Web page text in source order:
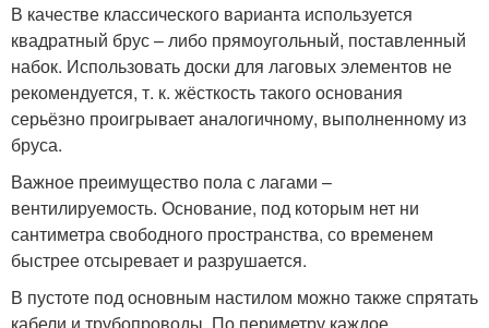
В качестве классического варианта используется
квадратный брус – либо прямоугольный, поставленный
набок. Использовать доски для лаговых элементов не
рекомендуется, т. к. жёсткость такого основания
серьёзно проигрывает аналогичному, выполненному из
бруса.
Важное преимущество пола с лагами –
вентилируемость. Основание, под которым нет ни
сантиметра свободного пространства, со временем
быстрее отсыревает и разрушается.
В пустоте под основным настилом можно также спрятать